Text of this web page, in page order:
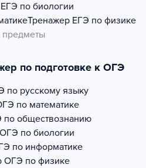
ЕГЭ по биологии
Тренажер ЕГЭ по физике
предметы
по подготовке к ОГЭ
по русскому языку
по математике
обществознанию
ОГЭ по биологии
по информатике
ОГЭ по физике